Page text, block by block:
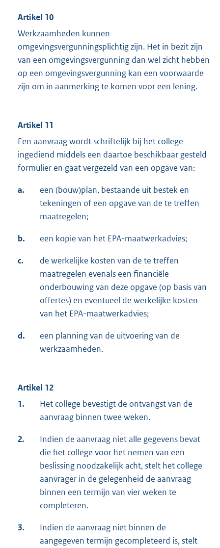
Artikel 10
Werkzaamheden kunnen
omgevingsvergunningsplichtig zijn. Het in bezit zijn
van een omgevingsvergunning dan wel zicht hebben
op een omgevingsvergunning kan een voorwaarde
zijn om in aanmerking te komen voor een lening.
Artikel 11
Een aanvraag wordt schriftelijk bij het college
ingediend middels een daartoe beschikbaar gesteld
formulier en gaat vergezeld van een opgave van:
a.
een (bouw)plan, bestaande uit bestek en
tekeningen of een opgave van de te treffen
maatregelen;
b. een kopie van het EPA-maatwerkadvies;
c.
de werkelijke kosten van de te treffen
maatregelen evenals een financiële
onderbouwing van deze opgave (op basis van
offertes) en eventueel de werkelijke kosten
van het EPA-maatwerkadvies;
d.
een planning van de uitvoering van de
werkzaamheden.
Artikel 12
1.
Het college bevestigt de ontvangst van de
aanvraag binnen twee weken.
2.
Indien de aanvraag niet alle gegevens bevat
die het college voor het nemen van een
beslissing noodzakelijk acht, stelt het college
aanvrager in de gelegenheid de aanvraag
binnen een termijn van vier weken te
completeren.
3.
Indien de aanvraag niet binnen de
aangegeven termijn gecompleteerd is, stelt